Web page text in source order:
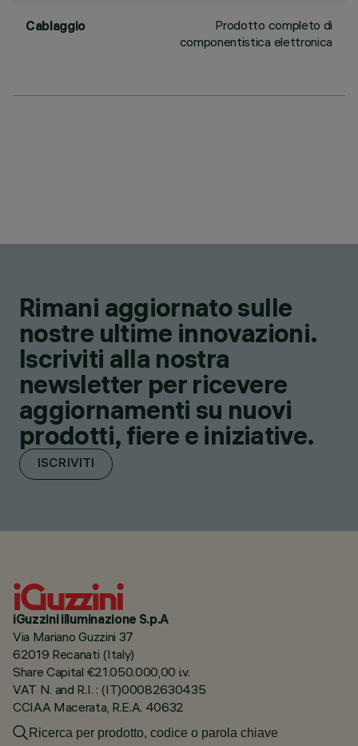
Cablaggio
Prodotto completo di
componentistica elettronica
Rimani aggiornato sulle
nostre ultime innovazioni.
Iscriviti alla nostra
newsletter per ricevere
aggiornamenti su nuovi
prodotti, fiere e iniziative.
ISCRIVITI
iGuzzini illuminazione S.p.A
Via Mariano Guzzini 37
62019 Recanati (Italy)
Share Capital €21.050.000,00 i.v.
VAT N. and R.I. : (IT)00082630435
CCIAA Macerata, R.E.A. 40632